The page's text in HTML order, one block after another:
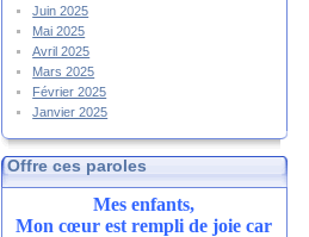
Juin 2025
Mai 2025
Avril 2025
Mars 2025
Février 2025
Janvier 2025
Offre ces paroles
Mes enfants,
Mon cœur est rempli de joie car